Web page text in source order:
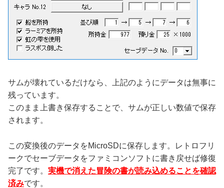
サムが壊れているだけなら、上記のようにデータは無事に
残っています。
このまま上書き保存することで、サムが正しい数値で保存
されます。
この変換後のデータをMicroSDに保存します。レトロフリ
ークでセーブデータをファミコンソフトに書き戻せば修復
完了です。 実機で消えた冒険の書が読み込めることを確認
済みです。